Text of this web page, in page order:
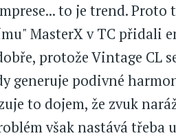
to je trend. Proto
MasterX v TC přidali
protože Vintage CL
generuje podivné
to dojem, že zvuk
však nastává třeba